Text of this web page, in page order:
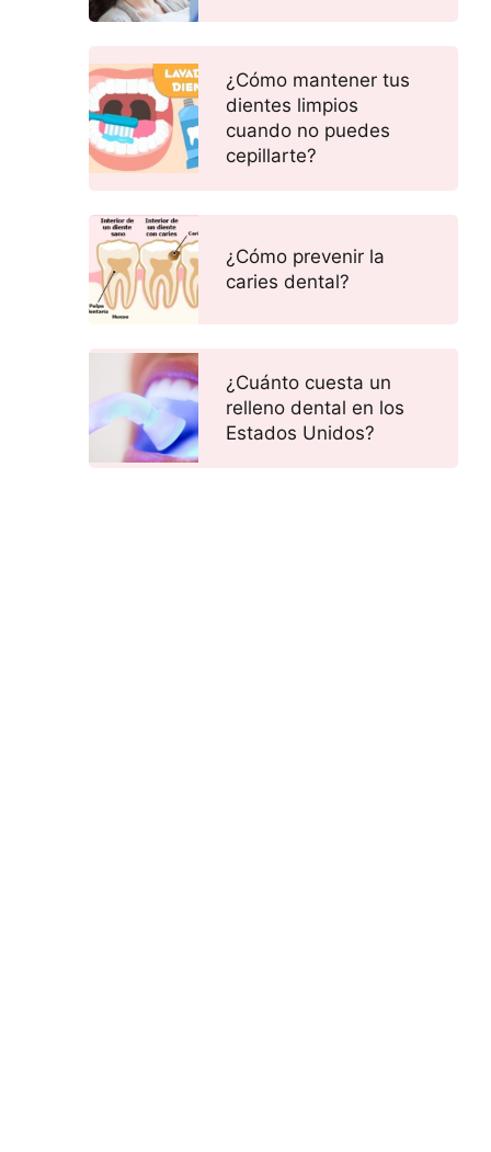
¿Cómo mantener tus
dientes limpios
cuando no puedes
cepillarte?
¿Cómo prevenir la
caries dental?
¿Cuánto cuesta un
relleno dental en los
Estados Unidos?